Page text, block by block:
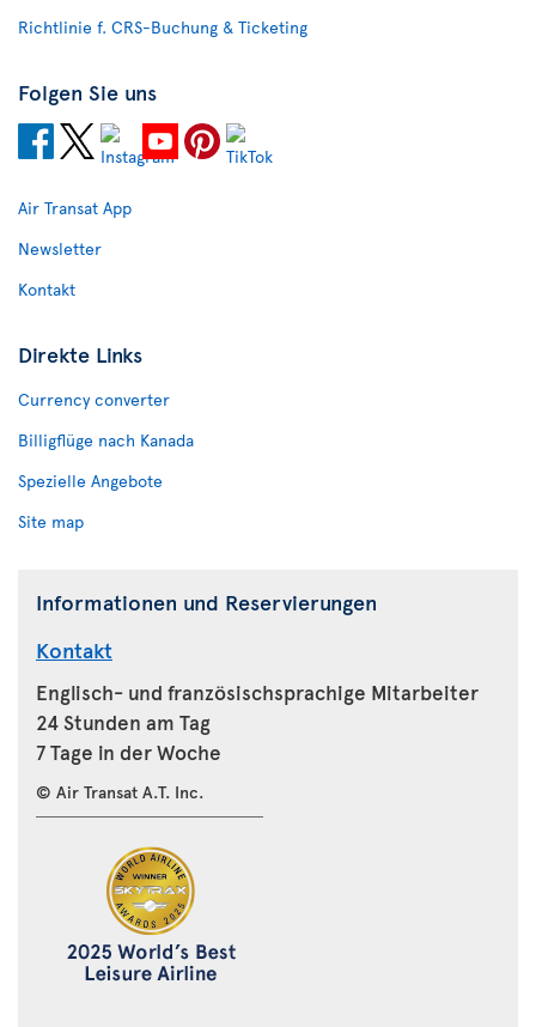
Richtlinie f. CRS-Buchung & Ticketing
Folgen Sie uns
Air Transat App
Newsletter
Kontakt
Direkte Links
Currency converter
Billigflüge nach Kanada
Spezielle Angebote
Site map
Informationen und Reservierungen
Kontakt
Englisch- und französischsprachige Mitarbeiter
24 Stunden am Tag
7 Tage in der Woche
© Air Transat A.T. Inc.